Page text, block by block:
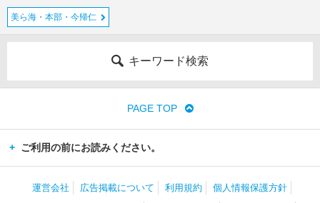
美ら海・本部・今帰仁
キーワード検索
PAGE TOP
ご利用の前にお読みください。
運営会社 広告掲載について 利用規約 個人情報保護方針